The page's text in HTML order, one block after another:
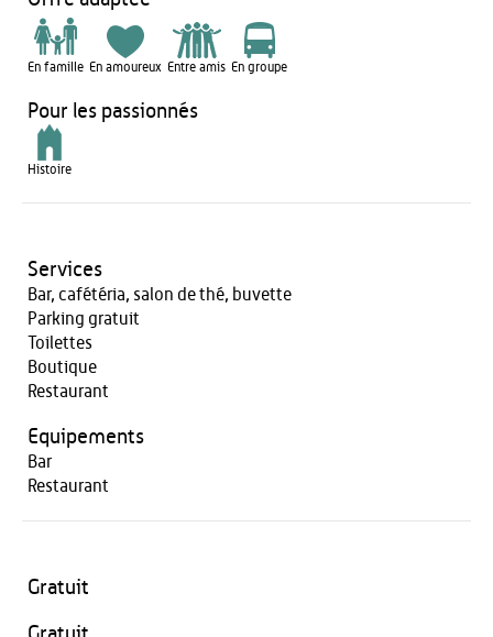
En famille En amoureux Entre amis En groupe
Pour les passionnés
Histoire
Services
Bar, cafétéria, salon de thé, buvette
Parking gratuit
Toilettes
Boutique
Restaurant
Equipements
Bar
Restaurant
Gratuit